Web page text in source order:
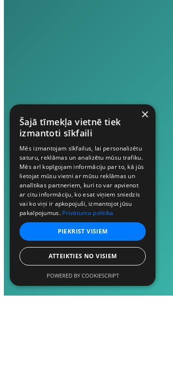
×
Šajā tīmekļa vietnē tiek
izmantoti sīkfaili
Mēs izmantojam sīkfailus, lai personalizētu
saturu, reklāmas un analizētu mūsu trafiku.
Mēs arī kopīgojam informāciju par to, kā jūs
lietojat mūsu vietni ar mūsu reklāmas un
analītikas partneriem, kuri to var apvienot
ar citu informāciju, ko esat viņiem sniedzis
vai ko viņi ir apkopojuši, izmantojot jūsu
pakalpojumus. Privātuma politika
PIEKRIST VISIEM
ATTEIKTIES NO VISIEM
POWERED BY COOKIESCRIPT